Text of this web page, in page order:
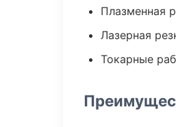
Плазменная
Лазерная
Токарные